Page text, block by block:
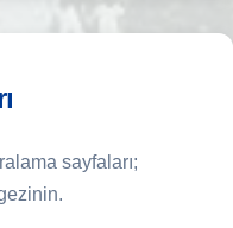
sayfaları;